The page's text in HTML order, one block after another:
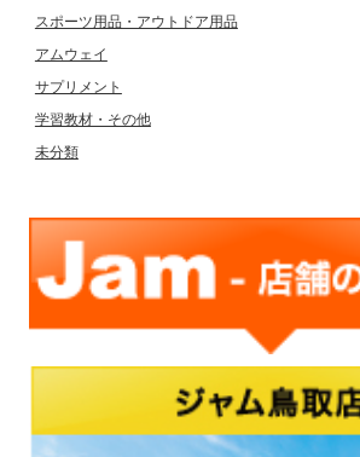
スポーツ用品・アウトドア用品
アムウェイ
サプリメント
学習教材・その他
未分類